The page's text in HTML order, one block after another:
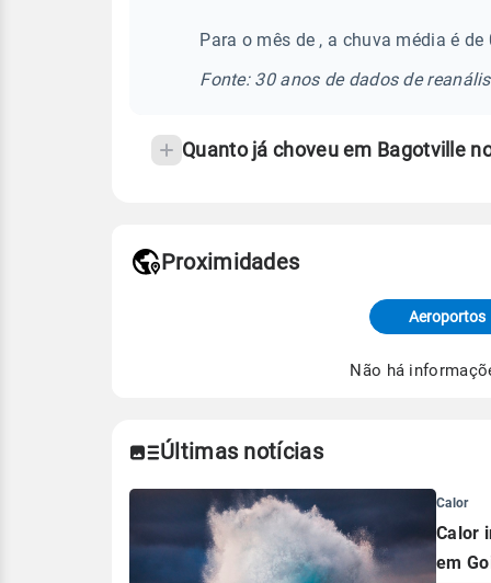
frequentes
temperatura
Para o mês de , a chuva média é
Fonte: 30 anos de dados de
Quanto já choveu em Bagotville
de Tempo e Estudos Climáticos
Proximidades
Aeroportos
Não há
Últimas notícias
Calor
Calor
em